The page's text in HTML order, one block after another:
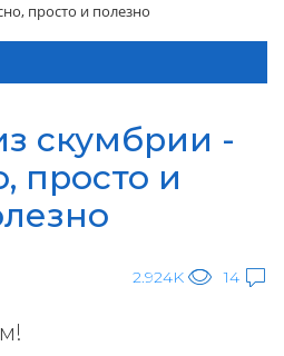
просто и полезно
скумбрии -
просто и
2.924K 14